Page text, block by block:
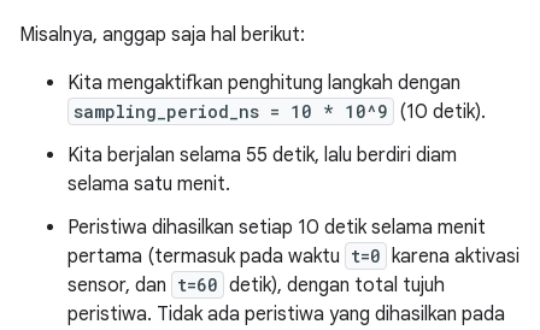
Misalnya, anggap saja hal berikut:
Kita mengaktifkan penghitung langkah dengan
sampling_period_ns = 10 * 10^9 (10 detik).
Kita berjalan selama 55 detik, lalu berdiri diam
selama satu menit.
Peristiwa dihasilkan setiap 10 detik selama menit
pertama (termasuk pada waktu t=0 karena aktivasi
sensor, dan t=60 detik), dengan total tujuh
peristiwa. Tidak ada peristiwa yang dihasilkan pada